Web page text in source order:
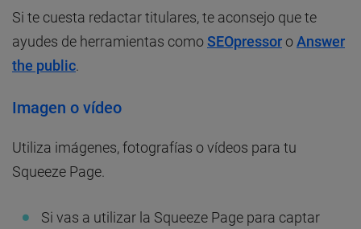
Si te cuesta redactar titulares, te aconsejo que te
ayudes de herramientas comoSEOpressor oAnswer
the public
Imagen o vídeo
Utiliza imágenes, fotografías o vídeos para tu
Squeeze Page.
Si vas a utilizar la Squeeze Page para captar